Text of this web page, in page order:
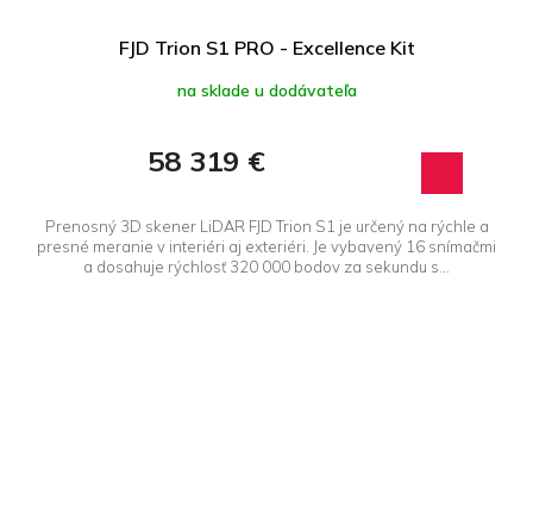
FJD Trion S1 PRO - Excellence Kit
na sklade u dodávateľa
58 319 €
Prenosný 3D skener LiDAR FJD Trion S1 je určený na rýchle a
presné meranie v interiéri aj exteriéri. Je vybavený 16 snímačmi
a dosahuje rýchlosť 320 000 bodov za sekundu s...